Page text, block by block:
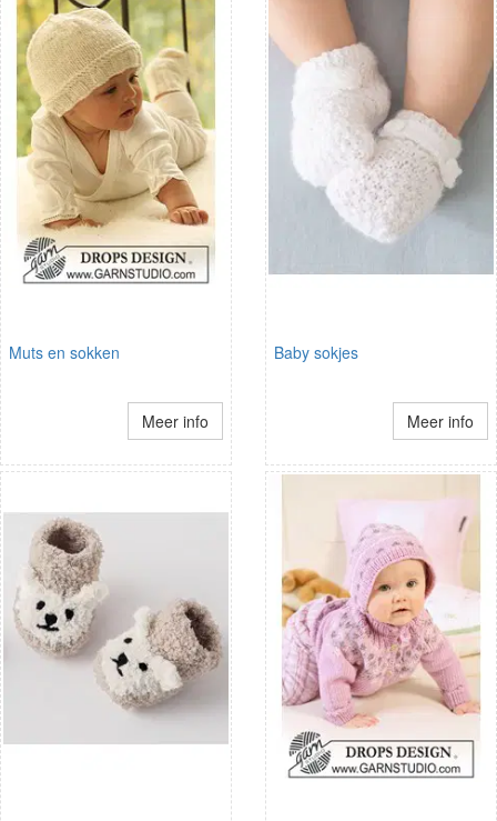
Muts en sokken
Meer info
Baby sokjes
Meer info